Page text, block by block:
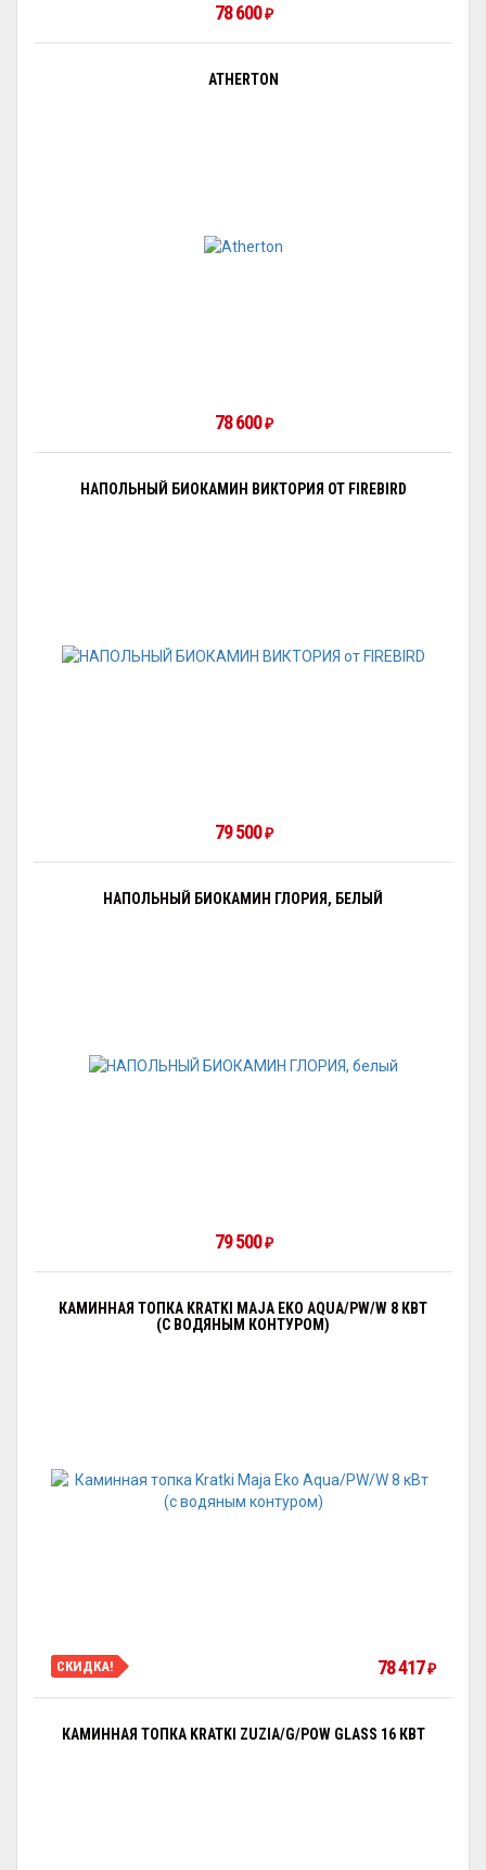
78 600₽
ATHERTON
78 600₽
НАПОЛЬНЫЙ БИОКАМИН ВИКТОРИЯ ОТ FIREBIRD
79 500₽
НАПОЛЬНЫЙ БИОКАМИН ГЛОРИЯ, БЕЛЫЙ
79 500₽
КАМИННАЯ ТОПКА KRATKI MAJA EKO AQUA/PW/W 8 КВТ
(С ВОДЯНЫМ КОНТУРОМ)
СКИДКА! 78 417₽
КАМИННАЯ ТОПКА KRATKI ZUZIA/G/POW GLASS 16 КВТ